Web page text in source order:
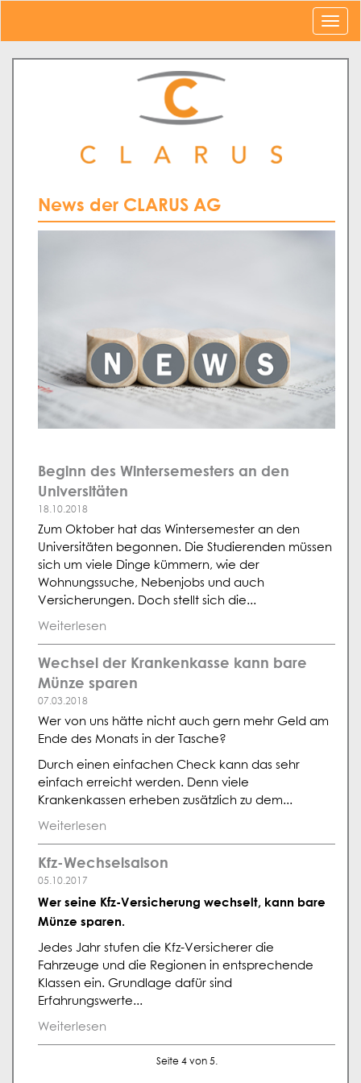
News der CLARUS AG
Beginn des Wintersemesters an den
Universitäten
18.10.2018
Zum Oktober hat das Wintersemester an den
Universitäten begonnen. Die Studierenden müssen
sich um viele Dinge kümmern, wie der
Wohnungssuche, Nebenjobs und auch
Versicherungen. Doch stellt sich die...
Weiterlesen
Wechsel der Krankenkasse kann bare
Münze sparen
07.03.2018
Wer von uns hätte nicht auch gern mehr Geld am
Ende des Monats in der Tasche?
Durch einen einfachen Check kann das sehr
einfach erreicht werden. Denn viele
Krankenkassen erheben zusätzlich zu dem...
Weiterlesen
Kfz-Wechselsaison
05.10.2017
Wer seine Kfz-Versicherung wechselt, kann bare
Münze sparen.
Jedes Jahr stufen die Kfz-Versicherer die
Fahrzeuge und die Regionen in entsprechende
Klassen ein. Grundlage dafür sind
Erfahrungswerte...
Weiterlesen
Seite 4 von 5.